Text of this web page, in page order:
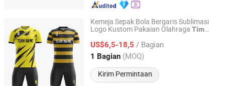
Kemeja Sepak Bola Bergaris Sublimasi
Logo Kustom Pakaian Olahraga Tim
US$6,5-18,5 / Bagian
1 Bagian (MOQ)
Kirim Permintaan
Shenzhen Shengda Garment Co., Ltd
Guangdong, China Harga mulai 2022